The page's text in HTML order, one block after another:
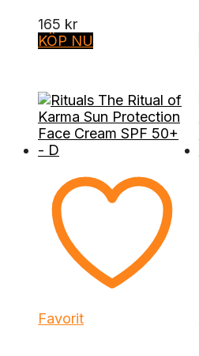
165 kr
KÖP NU
Favorit